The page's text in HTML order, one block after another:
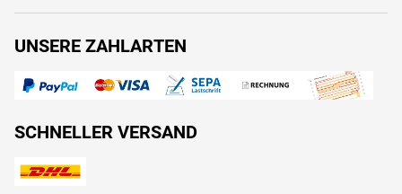
UNSERE ZAHLARTEN
SCHNELLER VERSAND